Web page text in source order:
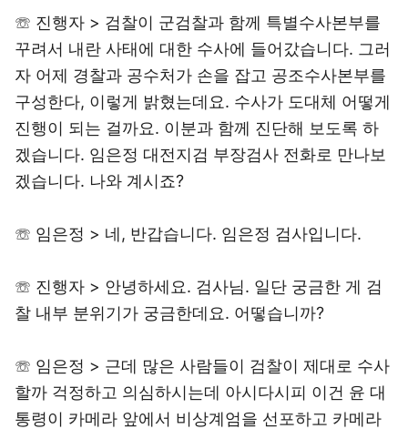
☏ 진행자 > 검찰이 군검찰과 함께 특별수사본부를
꾸려서 내란 사태에 대한 수사에 들어갔습니다. 그러
자 어제 경찰과 공수처가 손을 잡고 공조수사본부를
구성한다, 이렇게 밝혔는데요. 수사가 도대체 어떻게
진행이 되는 걸까요. 이분과 함께 진단해 보도록 하
겠습니다. 임은정 대전지검 부장검사 전화로 만나보
겠습니다. 나와 계시죠?
☏ 임은정 > 네, 반갑습니다. 임은정 검사입니다.
☏ 진행자 > 안녕하세요. 검사님. 일단 궁금한 게 검
찰 내부 분위기가 궁금한데요. 어떻습니까?
☏ 임은정 > 근데 많은 사람들이 검찰이 제대로 수사
할까 걱정하고 의심하시는데 아시다시피 이건 윤 대
통령이 카메라 앞에서 비상계엄을 선포하고 카메라